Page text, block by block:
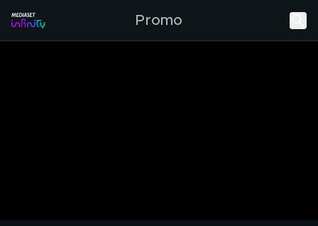
Promo